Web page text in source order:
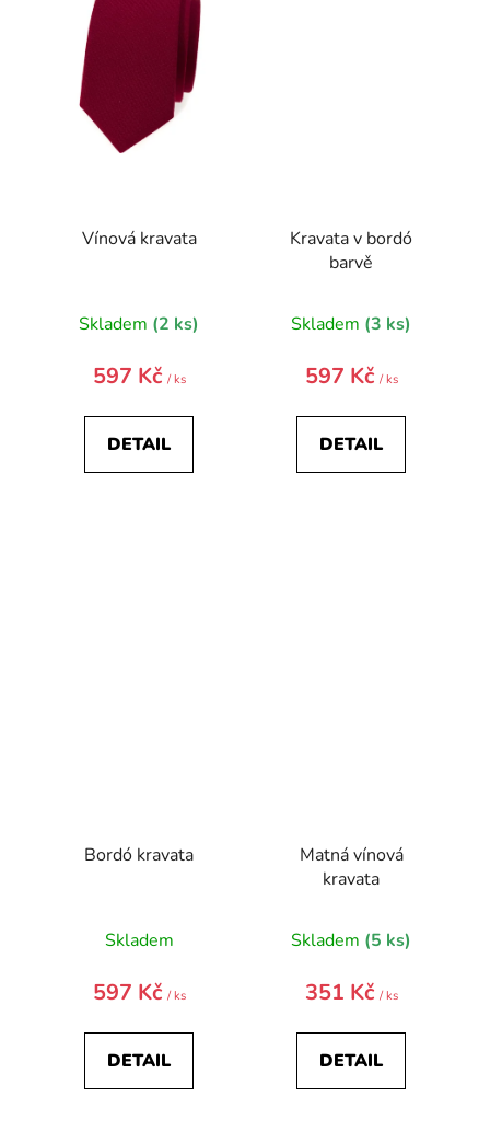
Vínová kravata
Skladem (2 ks)
597 Kč / ks
DETAIL
Kravata v bordó
barvě
Skladem (3 ks)
597 Kč / ks
DETAIL
Bordó kravata
Skladem
597 Kč / ks
DETAIL
Matná vínová
kravata
Skladem (5 ks)
351 Kč / ks
DETAIL